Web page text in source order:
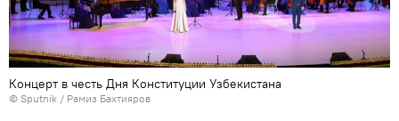
Концерт в честь Дня Конституции Узбекистана
© Sputnik / Рамиз Бахтияров